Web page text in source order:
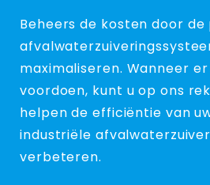
Beheers de kosten door
maximaliseren. Wanneer
voordoen, kunt u op ons
helpen de efficiëntie van
industriële
verbeteren.